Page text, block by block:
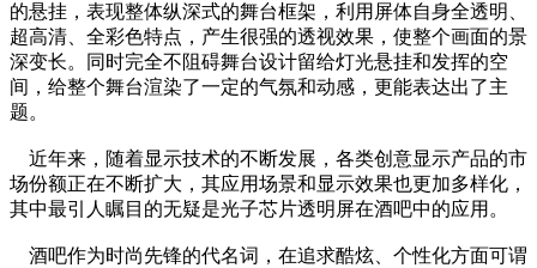
的悬挂，表现整体纵深式的舞台框架，利用屏体自身全透明、
超高清、全彩色特点，产生很强的透视效果，使整个画面的景
深变长。同时完全不阻碍舞台设计留给灯光悬挂和发挥的空
间，给整个舞台渲染了一定的气氛和动感，更能表达出了主
题。
近年来，随着显示技术的不断发展，各类创意显示产品的市
场份额正在不断扩大，其应用场景和显示效果也更加多样化，
其中最引人瞩目的无疑是光子芯片透明屏在酒吧中的应用。
酒吧作为时尚先锋的代名词，在追求酷炫、个性化方面可谓